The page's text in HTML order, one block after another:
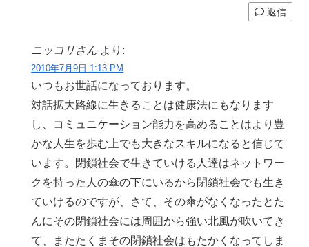
返信
ニッコリさん より:
2010年7月9日 1:13 PM
いつもお世話になっております。
対話拡大路線に生きることは健康法にもなります
し、コミュニケーション能力を高めることはより豊
かな人生を歩む上でも大きなスキルになると信じて
います。閉鎖社会で生きていける人達はネットワー
クを持った人の傘の下にいるから閉鎖社会でも生き
ていけるのですが、さて、その傘がなくなったとた
んにその閉鎖社会には周囲から強い北風が吹いてき
て、またたくまその閉鎖社会はもたかくなってしま